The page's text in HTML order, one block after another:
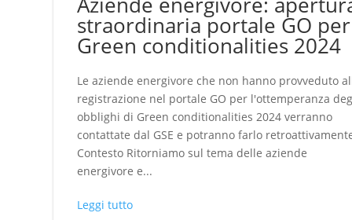
straordinaria portale GO per
Green conditionalities 2024
Le aziende energivore che non hanno provveduto
registrazione nel portale GO per l'ottemperanza
obblighi di Green conditionalities 2024 verranno
contattate dal GSE e potranno farlo
Contesto Ritorniamo sul tema delle aziende
energivore e...
Leggi tutto